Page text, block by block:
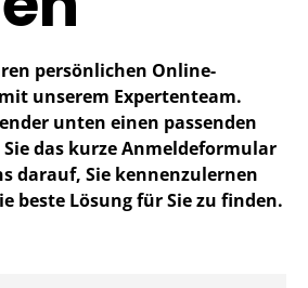
persönlichen Online-
unserem Expertenteam.
unten einen passenden
das kurze Anmeldeformular
darauf, Sie kennenzulernen
beste Lösung für Sie zu finden.